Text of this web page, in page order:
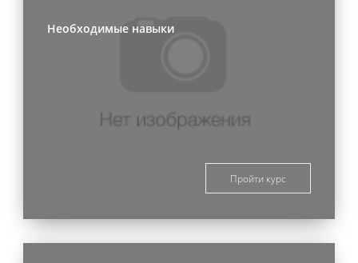
Необходимые навыки
Пройти курс